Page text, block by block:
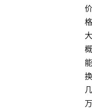
价
格
大
概
能
换
几
万